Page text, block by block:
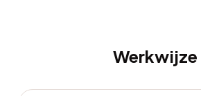
Werkwijze